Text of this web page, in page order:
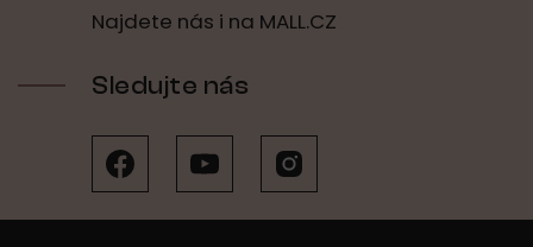
Najdete nás i na MALL.CZ
Sledujte nás